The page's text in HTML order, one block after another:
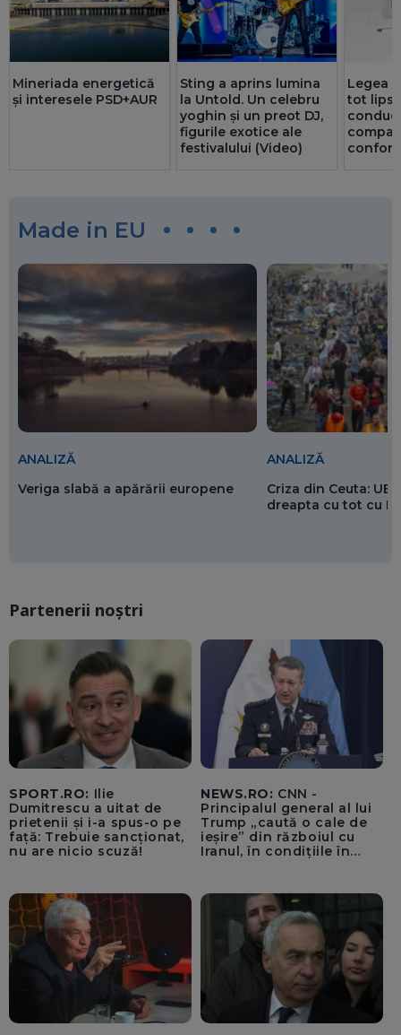
Mineriada energetică
și interesele PSD+AUR
Sting a aprins lumina
la Untold. Un celebru
yoghin și un preot DJ,
figurile exotice ale
festivalului (Video)
Legea
tot
Made in EU
ANALIZĂ
Veriga slabă a apărării europene
ANALIZĂ
Criza din Ceuta: UE
dreapta cu tot cu
Partenerii noștri
SPORT.RO: Ilie
Dumitrescu a uitat de
prietenii și i-a spus-o pe
față: Trebuie sancționat,
nu are nicio scuză!
NEWS.RO: CNN -
Principalul general al lui
Trump „caută o cale de
ieșire” din războiul cu
Iranul, în condițiile în